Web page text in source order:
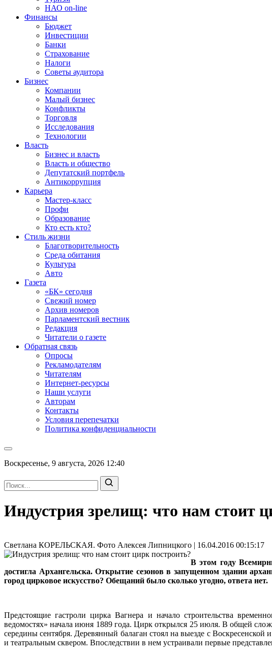
НАО on-line
Финансы
Бюджет
Инвестиции
Банки
Страхование
Налоги
Советы аудитора
Бизнес
Компании
Малый бизнес
Конфликты
Торговля
Исследования
Технологии
Власть
Бизнес и власть
Власть и общество
Депутатский портфель
Антикоррупция
Карьера
Мастер-класс
Профи
Образование
Кто есть кто?
Стиль жизни
Благотворительность
Среда обитания
Культура
Авто
Газета
«БК» сегодня
Свежий номер
Архив номеров
Парламентский вестник
Редакция
Читатели о газете
Обратная связь
Опросы
Рекламодателям
Читателям
Интернет-ресурсы
Наши услуги
Авторам
Контакты
Условия перепечатки
Политика конфиденциальности
Воскресенье, 9 августа, 2026 12:40
Индустрия зрелищ: что нам стоит
Светлана КОРЕЛЬСКАЯ. Фото Алексея Липницкого | 16.04.2016 00:15:17
В этом году
достигла Архангельска. Открытие сезонов в запущенном здании
город цирковое искусство? Обещаний было сколько угодно, ответа нет.
Предстоящие гастроли цирка Вагнера и начало строительства
ведомостях» начала июня 1889 года. Цирк открылся 25 июля. В общей
середины сентября. Деревянный балаган стоял на выезде с
и театральным сквером. Впоследствии в нем устраивали первые